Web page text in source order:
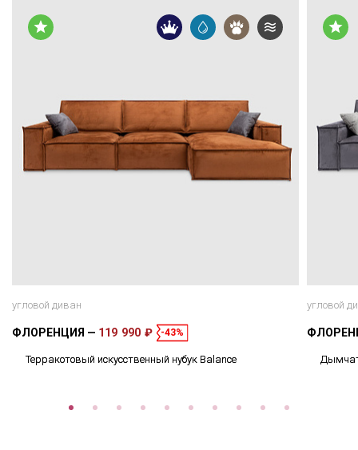
угловой диван
ФЛОРЕНЦИЯ 119 990 ₽ -43%
Терракотовый искусственный нубук Balance
угловой